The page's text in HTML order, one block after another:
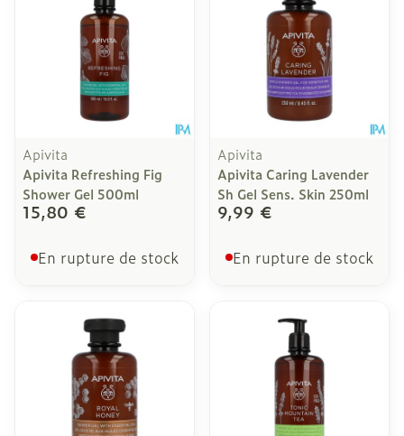
Apivita
Apivita Refreshing Fig
Shower Gel 500ml
15,80 €
En rupture de stock
Apivita
Apivita Caring Lavender
Sh Gel Sens. Skin 250ml
9,99 €
En rupture de stock